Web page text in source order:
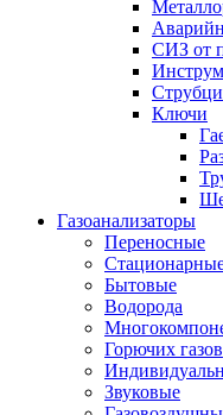
СИЗ от
Ключи
Газоанализаторы
Переносные
Бытовые
Водорода
Горючих газов
Звуковые